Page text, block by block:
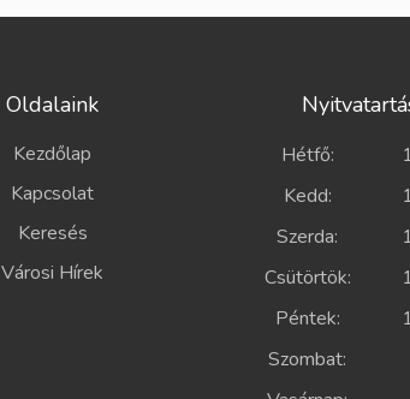
Oldalaink
Kezdőlap
Kapcsolat
Keresés
Városi Hírek
Hétfő:
Kedd:
Szerda:
Csütörtök:
Péntek:
Szombat: